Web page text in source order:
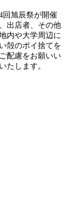
旭辰祭が開催
出店者、その他
内や大学周辺に
殻のポイ捨てを
配慮をお願いい
たします。